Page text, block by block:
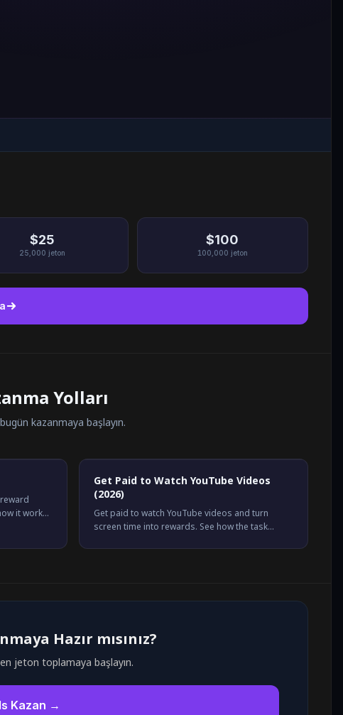
$25
25,000 jeton
$100
100,000 jeton
Yolları
kazanmaya başlayın.
it works,
Get Paid to Watch YouTube Videos
(2026)
Get paid to watch YouTube videos and turn
screen time into rewards. See how the task
credited every time on Freeward.
Hazır mısınız?
jeton toplamaya başlayın.
Kazan →